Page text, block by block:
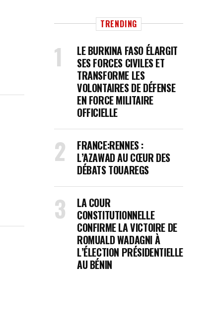
TRENDING
LE BURKINA FASO ÉLARGIT
SES FORCES CIVILES ET
TRANSFORME LES
VOLONTAIRES DE DÉFENSE
EN FORCE MILITAIRE
OFFICIELLE
FRANCE:RENNES :
L’AZAWAD AU CŒUR DES
DÉBATS TOUAREGS
LA COUR
CONSTITUTIONNELLE
CONFIRME LA VICTOIRE DE
ROMUALD WADAGNI À
L’ÉLECTION PRÉSIDENTIELLE
AU BÉNIN